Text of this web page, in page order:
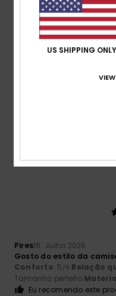
Pires16. Julho 2026
Gosto do estilo da
Conforto: 5 /5 Relação
Tamanho perfeito
Eu recomendo este
US SHIPPING ONLY